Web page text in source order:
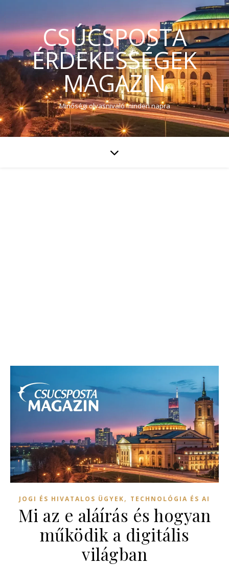
CSÚCSPOSTA
ÉRDEKESSÉGEK
MAGAZIN
Minőségi olvasnivaló minden napra
JOGI ÉS HIVATALOS ÜGYEK, TECHNOLÓGIA ÉS AI
Mi az e aláírás és hogyan
működik a digitális
világban